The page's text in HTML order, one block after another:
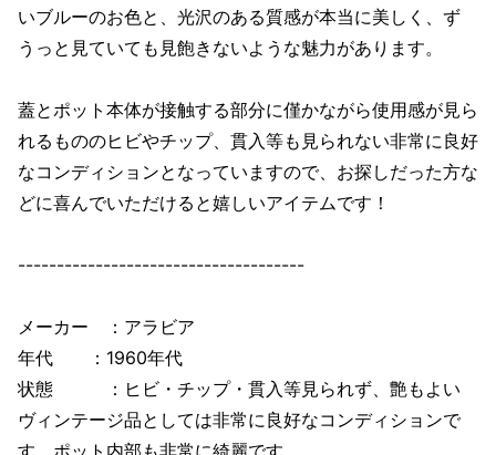
いブルーのお色と、光沢のある質感が本当に美しく、ず
うっと見ていても見飽きないような魅力があります。
蓋とポット本体が接触する部分に僅かながら使用感が見ら
れるもののヒビやチップ、貫入等も見られない非常に良好
なコンディションとなっていますので、お探しだった方な
どに喜んでいただけると嬉しいアイテムです！
-------------------------------------
メーカー ：アラビア
年代 ：1960年代
状態 ：ヒビ・チップ・貫入等見られず、艶もよい
ヴィンテージ品としては非常に良好なコンディションで